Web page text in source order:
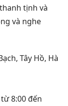
tịnh và
và nghe
Tây Hồ, Hà
8:00 đến